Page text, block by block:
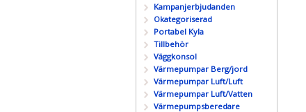
Kampanjerbjudanden
Okategoriserad
Portabel Kyla
Tillbehör
Väggkonsol
Värmepumpar Berg/jord
Värmepumpar Luft/Luft
Värmepumpar Luft/Vatten
Värmepumpsberedare